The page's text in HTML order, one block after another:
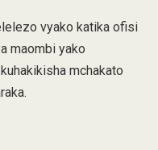
vyako katika ofisi
maombi yako
mchakato